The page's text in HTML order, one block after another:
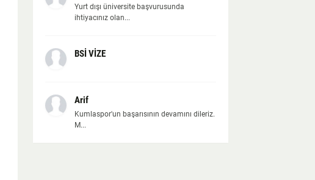
Yurt dışı üniversite başvurusunda
ihtiyacınız olan...
BSİ VİZE
Arif
Kumlaspor'un başarısının devamını dileriz.
M...